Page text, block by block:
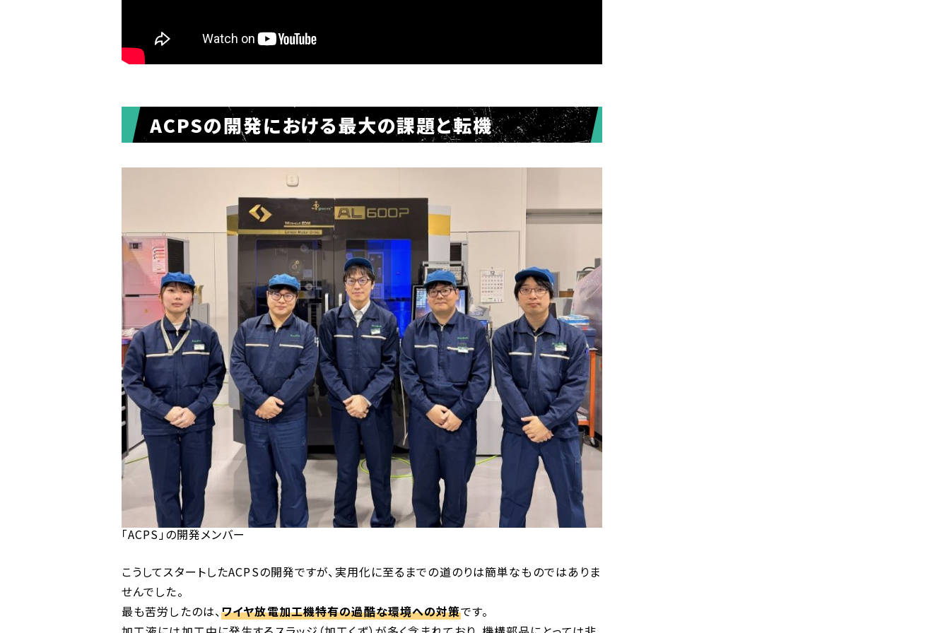
ACPSの開発における最大の課題と転機
「ACPS」の開発メンバー
こうしてスタートしたACPSの開発ですが、実用化に至るまでの道のりは簡単なものではありま
せんでした。
最も苦労したのは、ワイヤ放電加工機特有の過酷な環境への対策です。